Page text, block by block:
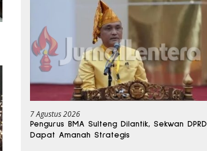
7 Agustus 2026
Pengurus BMA Sulteng Dilantik, Sekwan DPRD
Dapat Amanah Strategis